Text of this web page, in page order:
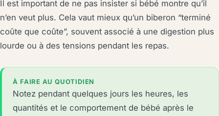
Il est important de ne pas insister si bébé montre qu’il
n’en veut plus. Cela vaut mieux qu’un biberon “terminé
coûte que coûte”, souvent associé à une digestion plus
lourde ou à des tensions pendant les repas.
À FAIRE AU QUOTIDIEN
Notez pendant quelques jours les heures, les
quantités et le comportement de bébé après le